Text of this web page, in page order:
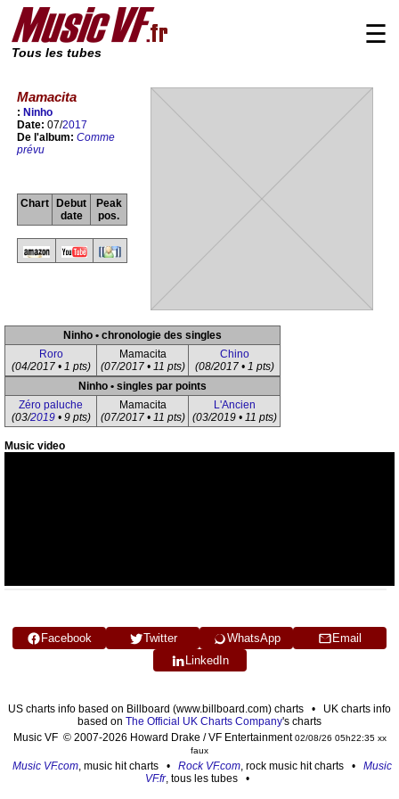
Tous les tubes
☰
Mamacita
: Ninho
Date: 07/2017
De l'album: Comme
prévu
Chart
Debut
date
Peak
pos.
Ninho • chronologie des singles
Roro
(04/2017 • 1 pts)
Mamacita
(07/2017 • 11 pts)
Chino
(08/2017 • 1 pts)
Ninho • singles par points
Zéro paluche
(03/2019• 9 pts)
Mamacita
(07/2017 • 11 pts)
L'Ancien
(03/2019 • 11 pts)
Music video
Facebook Twitter WhatsApp
Email
LinkedIn
US charts info based on Billboard (www.billboard.com) charts • UK charts info
based on The Official UK Charts Company's charts
Music VF © 2007-2026 Howard Drake / VF Entertainment02/08/26 05h22:35 xx
faux
Music VF.com, music hit charts • Rock VF.com, rock music hit charts • Music
VF.fr, tous les tubes •